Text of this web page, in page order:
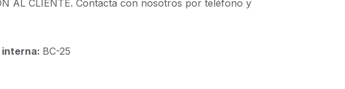
AL CLIENTE. Contacta con nosotros por teléfono y
interna: BC-25